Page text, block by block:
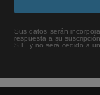
Sus datos serán
respuesta a su
S.L. y no será cedido a